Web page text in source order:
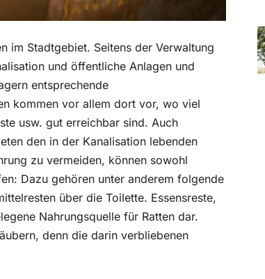
im Stadtgebiet. Seitens der Verwaltung
und öffentliche Anlagen und
entsprechende
kommen vor allem dort vor, wo viel
usw. gut erreichbar sind. Auch
den in der Kanalisation lebenden
zu vermeiden, können sowohl
Dazu gehören unter anderem folgende
über die Toilette. Essensreste,
Nahrungsquelle für Ratten dar.
denn die darin verbliebenen